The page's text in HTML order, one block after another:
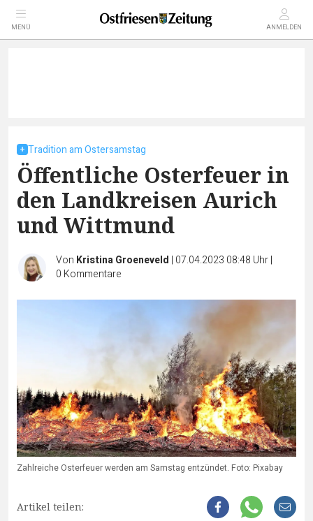
MENÜ ANMELDEN
Tradition am Ostersamstag
Öffentliche Osterfeuer in
den Landkreisen Aurich
und Wittmund
Von Kristina Groeneveld | 07.04.2023 08:48 Uhr|
0 Kommentare
Zahlreiche Osterfeuer werden am Samstag entzündet. Foto: Pixabay
Artikel teilen: